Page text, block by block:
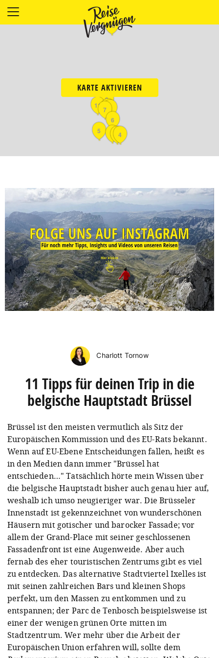
LÄNDER
KARTE AKTIVIEREN
2
3
1
6
4
7
9
5
8
10
11
Charlott Tornow
11 Tipps für deinen Trip in die
belgische Hauptstadt Brüssel
Brüssel ist den meisten vermutlich als Sitz der
Europäischen Kommission und des EU-Rats bekannt.
Wenn auf EU-Ebene Entscheidungen fallen, heißt es
in den Medien dann immer "Brüssel hat
entschieden…" Tatsächlich hörte mein Wissen über
die belgische Hauptstadt bisher auch genau hier auf,
weshalb ich umso neugieriger war. Die Brüsseler
Innenstadt ist gekennzeichnet von wunderschönen
Häusern mit gotischer und barocker Fassade; vor
allem der Grand-Place mit seiner geschlossenen
Fassadenfront ist eine Augenweide. Aber auch
fernab des eher touristischen Zentrums gibt es viel
zu entdecken. Das alternative Stadtviertel Ixelles ist
mit seinen zahlreichen Bars und kleinen Shops
perfekt, um den Massen zu entkommen und zu
entspannen; der Parc de Tenbosch beispielsweise ist
einer der wenigen grünen Orte mitten im
Stadtzentrum. Wer mehr über die Arbeit der
Europäischen Union erfahren will, sollte dem